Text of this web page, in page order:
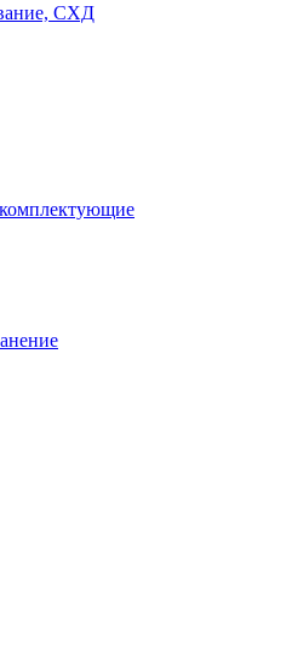
СХД